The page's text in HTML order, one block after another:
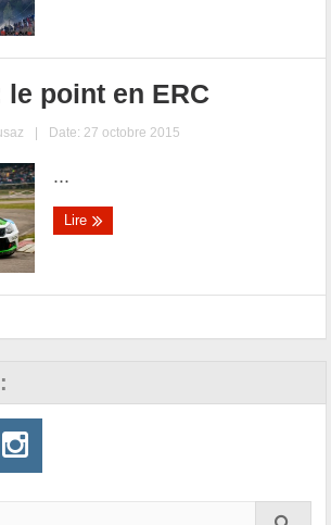
le point en ERC
| Date: 27 octobre 2015
...
Lire